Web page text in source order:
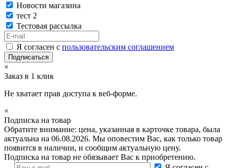
Новости магазина
тест 2
Тестовая рассылка
Я согласен с пользовательским соглашением
×
Заказ в 1 клик
Не хватает прав доступа к веб-форме.
×
Подписка на товар
Обратите внимание: цена, указанная в карточке товара, была
актуальна на 06.08.2026. Мы оповестим Вас, как только товар
появится в наличии, и сообщим актуальную цену.
Подписка на товар не обязывает Вас к приобретению.